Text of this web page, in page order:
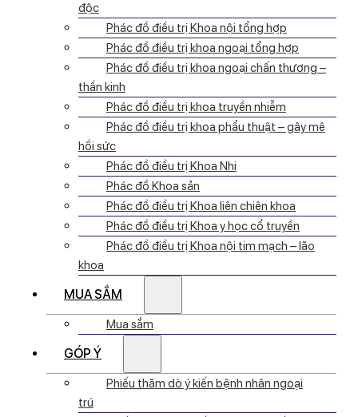
độc
Phác đồ điều trị Khoa nội tổng hợp
Phác đồ điều trị khoa ngoại tổng hợp
Phác đồ điều trị khoa ngoại chấn thương –
thần kinh
Phác đồ điều trị khoa truyền nhiễm
Phác đồ điều trị khoa phẩu thuật – gây mê
hồi sức
Phác đồ điều trị Khoa Nhi
Phác đồ Khoa sản
Phác đồ điều trị Khoa liên chiên khoa
Phác đồ điều trị Khoa y học cổ truyền
Phác đồ điều trị Khoa nội tim mạch – lão
khoa
MUA SẮM
Mua sắm
GÓP Ý
Phiếu thăm dò ý kiến bệnh nhân ngoại
trú